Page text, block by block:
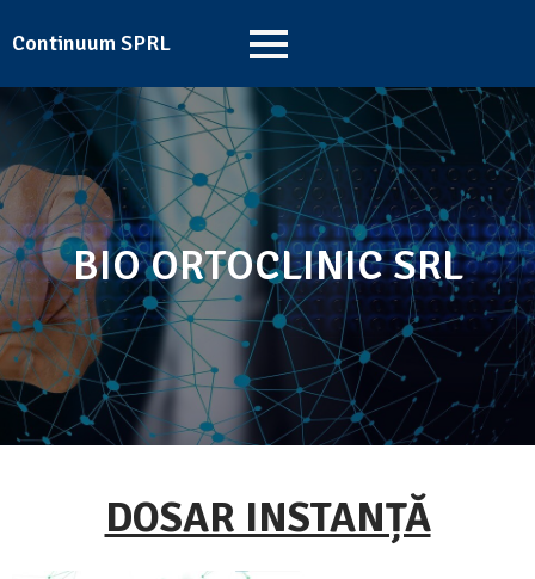
Continuum SPRL
BIO ORTOCLINIC SRL
DOSAR INSTANȚĂ